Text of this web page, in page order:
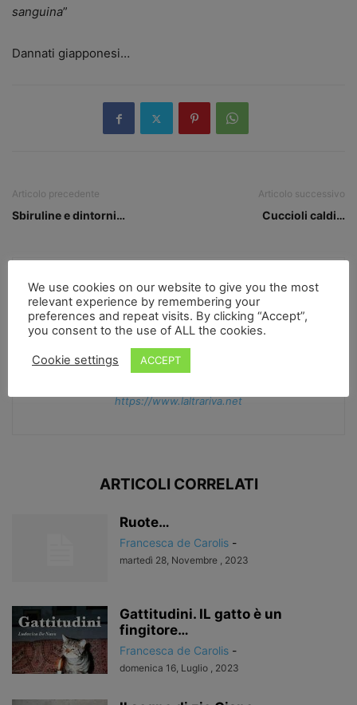
sanguina”
Dannati giapponesi…
Articolo precedente
Sbiruline e dintorni…
Articolo successivo
Cuccioli caldi…
Francesca de Carolis
https://www.laltrariva.net
ARTICOLI CORRELATI
Ruote…
Francesca de Carolis -
martedì 28, Novembre , 2023
Gattitudini. IL gatto è un
fingitore…
Francesca de Carolis -
domenica 16, Luglio , 2023
We use cookies on our website to give you the most
relevant experience by remembering your
preferences and repeat visits. By clicking “Accept”,
you consent to the use of ALL the cookies.
Cookie settings ACCEPT